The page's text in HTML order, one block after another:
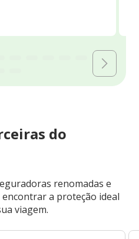
do
renomadas e
a proteção ideal
viagem.